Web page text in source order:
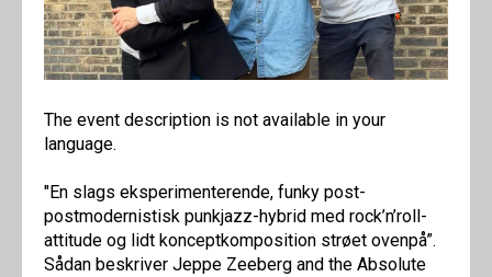
The event description is not available in your
language.
"En slags eksperimenterende, funky post-
postmodernistisk punkjazz-hybrid med rock’n’roll-
attitude og lidt konceptkomposition strøet ovenpå”.
Sådan beskriver Jeppe Zeeberg and the Absolute